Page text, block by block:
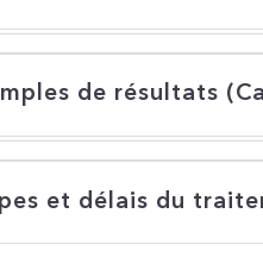
de résultats
et délais du